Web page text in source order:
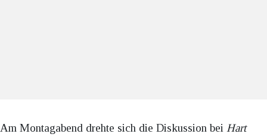
Am Montagabend drehte sich die Diskussion bei Hart